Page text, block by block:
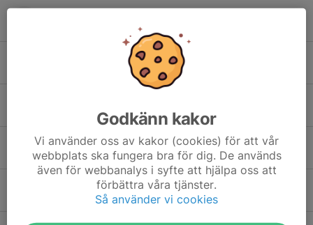
Minna Lundmark
Moa Forsling
Godkänn kakor
Vi använder oss av kakor (cookies) för att vår
webbplats ska fungera bra för dig. De används
även för webbanalys i syfte att hjälpa oss att
förbättra våra tjänster.
Så använder vi cookies